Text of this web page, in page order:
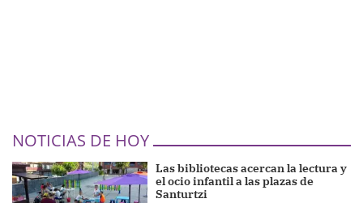
NOTICIAS DE HOY
Las bibliotecas acercan la lectura y
el ocio infantil a las plazas de
Santurtzi